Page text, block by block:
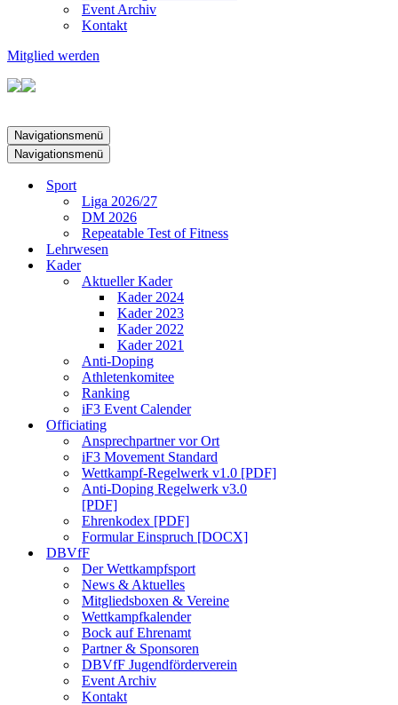
Event Archiv
Kontakt
Mitglied werden
Navigationsmenü
Navigationsmenü
Sport
Liga 2026/27
DM 2026
Repeatable Test of Fitness
Lehrwesen
Kader
Aktueller Kader
Kader 2024
Kader 2023
Kader 2022
Kader 2021
Anti-Doping
Athletenkomitee
Ranking
iF3 Event Calender
Officiating
Ansprechpartner vor Ort
iF3 Movement Standard
Wettkampf-Regelwerk v1.0 [PDF]
Anti-Doping Regelwerk v3.0
[PDF]
Ehrenkodex [PDF]
Formular Einspruch [DOCX]
DBVfF
Der Wettkampfsport
News & Aktuelles
Mitgliedsboxen & Vereine
Wettkampfkalender
Bock auf Ehrenamt
Partner & Sponsoren
DBVfF Jugendförderverein
Event Archiv
Kontakt